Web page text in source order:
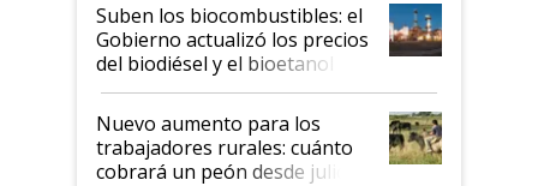
la medida de fuerza de los
prácticos
Suben los biocombustibles: el
Gobierno actualizó los precios
del biodiésel y el bioetanol
Nuevo aumento para los
trabajadores rurales: cuánto
cobrará un peón desde julio